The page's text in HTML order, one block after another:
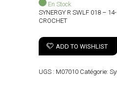
En Stock
SYNERGY R SWLF 018 –
CROCHET
ADD TO WISHLIST
UGS : M07010 Catégorie: